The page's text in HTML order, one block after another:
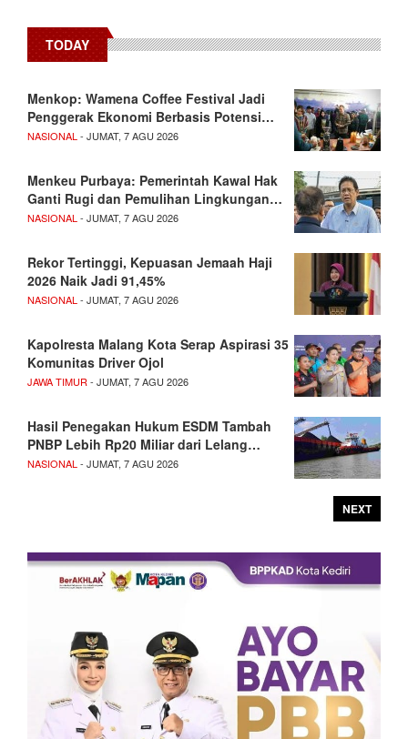
TODAY
Menkop: Wamena Coffee Festival Jadi
Penggerak Ekonomi Berbasis Potensi…
NASIONAL- JUMAT, 7 AGU 2026
Menkeu Purbaya: Pemerintah Kawal Hak
Ganti Rugi dan Pemulihan Lingkungan…
NASIONAL- JUMAT, 7 AGU 2026
Rekor Tertinggi, Kepuasan Jemaah Haji
2026 Naik Jadi 91,45%
NASIONAL- JUMAT, 7 AGU 2026
Kapolresta Malang Kota Serap Aspirasi 35
Komunitas Driver Ojol
JAWA TIMUR- JUMAT, 7 AGU 2026
Hasil Penegakan Hukum ESDM Tambah
PNBP Lebih Rp20 Miliar dari Lelang…
NASIONAL- JUMAT, 7 AGU 2026
NEXT